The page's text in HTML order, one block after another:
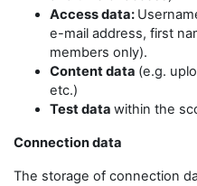
Access data:
e-mail address, first
members only).
Content data (e.g.
etc.)
Test data within the
Connection data
The storage of connection